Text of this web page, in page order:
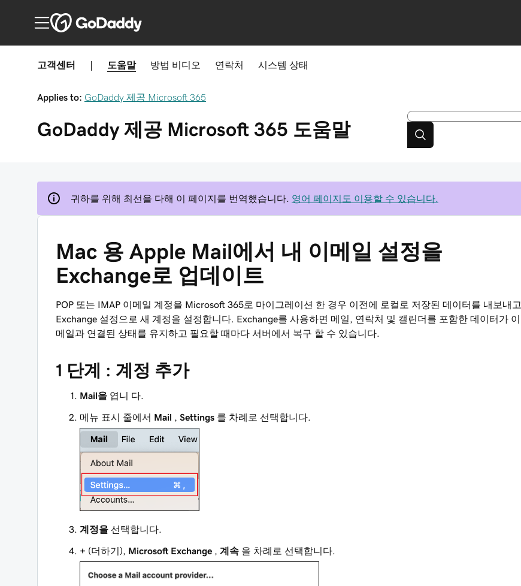
고객센터 도움말 방법 비디오 연락처 시스템 상태
Applies to: GoDaddy 제공 Microsoft 365
GoDaddy 제공 Microsoft 365 도움말
귀하를 위해 최선을 다해 이 페이지를 번역했습니다. 영어 페이지도 이용할 수 있습니다.
Mac 용 Apple Mail에서 내 이메일 설정을
Exchange로 업데이트
POP 또는 IMAP 이메일 계정을 Microsoft 365로 마이그레이션 한 경우 이전에 로컬로 저장된 데이터를 내보내고
Exchange 설정으로 새 계정을 설정합니다. Exchange를 사용하면 메일, 연락처 및 캘린더를 포함한 데이터가 이
메일과 연결된 상태를 유지하고 필요할 때마다 서버에서 복구 할 수 있습니다.
1 단계 : 계정 추가
Mail을 엽니 다.
메뉴 표시 줄에서 Mail Settings 를 차례로 선택합니다.
계정을 선택합니다.
+ (더하기), Microsoft Exchange 계속 을 차례로 선택합니다.